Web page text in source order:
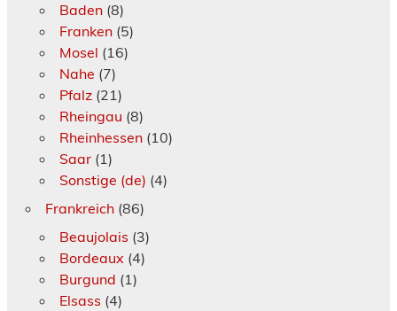
Baden(8)
Franken(5)
Mosel (16)
Nahe (7)
Pfalz(21)
Rheingau (8)
Rheinhessen(10)
Saar(1)
Sonstige (de) (4)
Frankreich(86)
Beaujolais (3)
Bordeaux (4)
Burgund (1)
Elsass (4)